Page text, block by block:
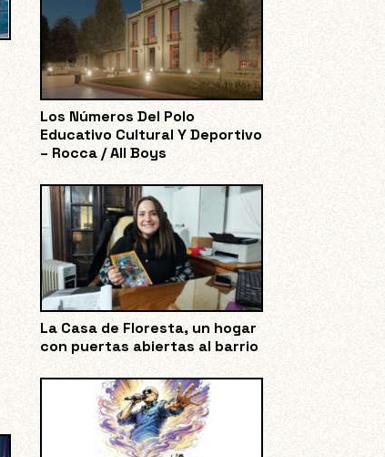
Los Números Del Polo
Educativo Cultural Y Deportivo
– Rocca / All Boys
La Casa de Floresta, un hogar
con puertas abiertas al barrio